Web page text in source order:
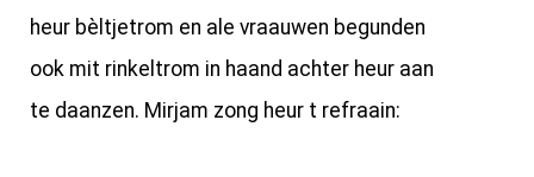
heur bèltjetrom en ale vraauwen begunden
ook mit rinkeltrom in haand achter heur aan
te daanzen. Mirjam zong heur t refraain: